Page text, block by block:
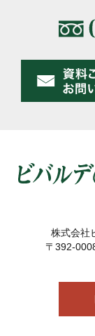
株式会社
〒392-